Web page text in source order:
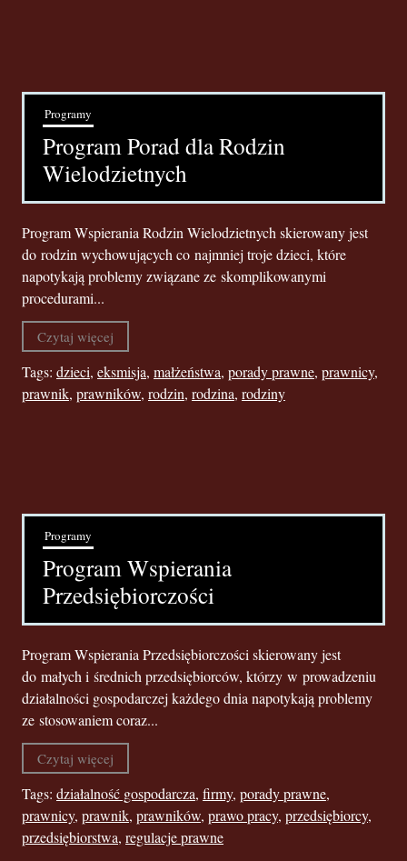
Programy
Program Porad dla Rodzin
Wielodzietnych
Program Wspierania Rodzin Wielodzietnych skierowany jest
do rodzin wychowujących co najmniej troje dzieci, które
napotykają problemy związane ze skomplikowanymi
procedurami...
Czytaj więcej
Tags: dzieci, eksmisja, małżeństwa, porady prawne, prawnicy,
prawnik, prawników, rodzin, rodzina, rodziny
Programy
Program Wspierania
Przedsiębiorczości
Program Wspierania Przedsiębiorczości skierowany jest
do małych i średnich przedsiębiorców, którzy w prowadzeniu
działalności gospodarczej każdego dnia napotykają problemy
ze stosowaniem coraz...
Czytaj więcej
Tags: działalność gospodarcza, firmy, porady prawne,
prawnicy, prawnik, prawników, prawo pracy, przedsiębiorcy,
przedsiębiorstwa, regulacje prawne